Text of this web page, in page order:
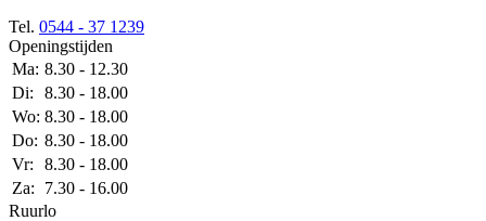
Tel. 0544 - 37 1239
Openingstijden
Ma: 8.30 - 12.30
Di:
8.30 - 18.00
Wo: 8.30 - 18.00
Do: 8.30 - 18.00
Vr:
8.30 - 18.00
Za:
7.30 - 16.00
Ruurlo